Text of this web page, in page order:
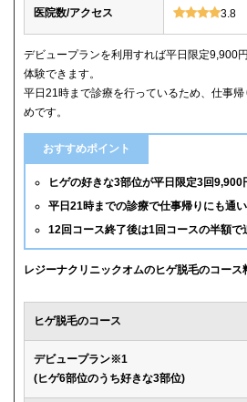
医院数/アクセス 3.8
デビュープランを利用すれば平日限定9,900
体験できます。
平日21時まで診療を行っているため、仕事
めです。
おすすめポイント
ヒゲの好きな3部位が平日限定3回9,900
平日21時までの診療で仕事帰りにも通
12回コース終了後は1回コースの半額で
レジーナクリニックオムのヒゲ脱毛のコース
ヒゲ脱毛のコース
デビュープラン※1
(ヒゲ6部位のうち好きな3部位)